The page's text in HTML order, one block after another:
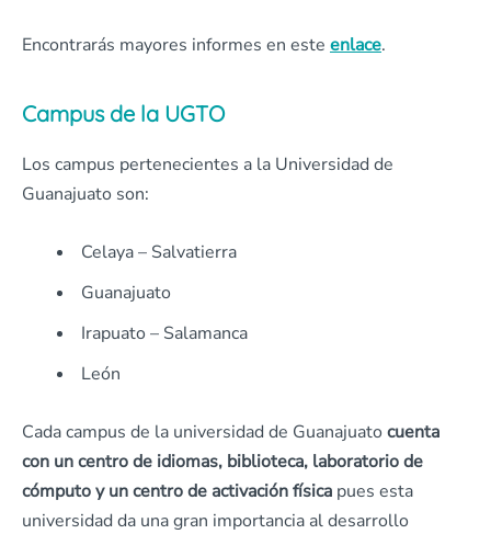
Encontrarás mayores informes en este enlace.
Campus de la UGTO
Los campus pertenecientes a la Universidad de
Guanajuato son:
Celaya – Salvatierra
Guanajuato
Irapuato – Salamanca
León
Cada campus de la universidad de Guanajuato cuenta
con un centro de idiomas, biblioteca, laboratorio de
cómputo y un centro de activación física pues esta
universidad da una gran importancia al desarrollo